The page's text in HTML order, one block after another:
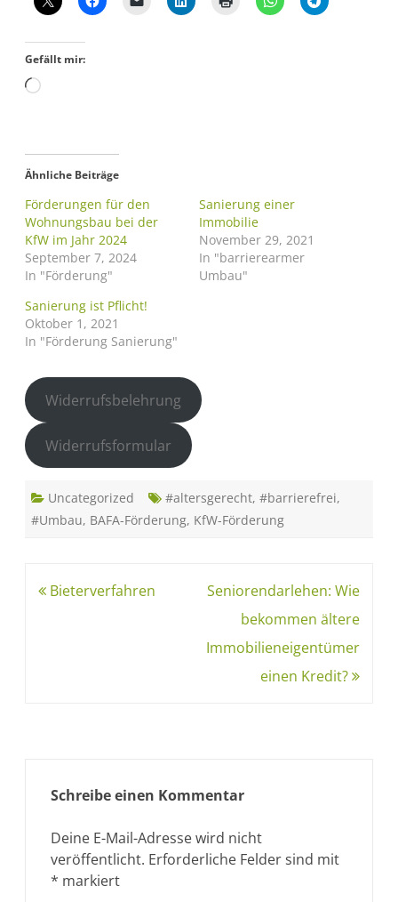
Gefällt mir:
Ähnliche Beiträge
Förderungen für den
Wohnungsbau bei der
KfW im Jahr 2024
September 7, 2024
In "Förderung"
Sanierung einer
Immobilie
November 29, 2021
In "barrierearmer
Umbau"
Sanierung ist Pflicht!
Oktober 1, 2021
In "Förderung Sanierung"
Widerrufsbelehrung
Widerrufsformular
Uncategorized #altersgerecht, #barrierefrei,
#Umbau, BAFA-Förderung, KfW-Förderung
Bieterverfahren
Seniorendarlehen: Wie
bekommen ältere
Immobilieneigentümer
einen Kredit?
Schreibe einen Kommentar
Deine E-Mail-Adresse wird nicht
veröffentlicht. Erforderliche Felder sind mit
* markiert